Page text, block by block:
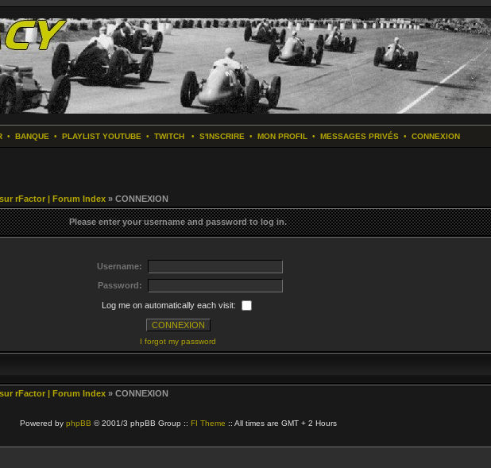
• BANQUE • PLAYLIST YOUTUBE • TWITCH• S'INSCRIRE • MON PROFIL • MESSAGES PRIVÉS• CONNEXION
rFactor | Forum Index » CONNEXION
Please enter your username and password to log in.
Username:
Password:
Log me on automatically each visit:
I forgot my password
rFactor | Forum Index » CONNEXION
Powered by phpBB © 2001/3 phpBB Group :: FI Theme :: All times are GMT + 2 Hours